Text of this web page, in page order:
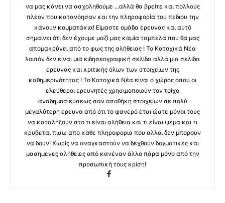
να μας κάνει να ασχοληθούμε ...αλλά θα βρείτε και πολλούς
πλέον που κατανόησαν και την πληροφορία του πεδιου την
κάνουν κομματάκια! Είμαστε ομάδα έρευνας και αυτό
σημαίνει ότι δεν έχουμε μαζί μας καμία ταμπέλα που θα μας
απομακρύνει από το φως της αλήθειας ! Το Κατοχικά Νέα
λοιπόν δεν είναι μια ειδησεογραφική σελίδα αλλά μια σελίδα
έρευνας και κριτικής όλων των στοιχείων της
καθημερινότητας ! Το Κατοχικά Νέα είναι ο χώρος όπου οι
ελεύθεροι ερευνητές χρησιμοποιούν τον τοίχο
αναδημοσιεύσεως σαν αποθήκη στοιχείων σε πολύ
μεγαλύτερη έρευνα από ότι το φανερό έτσι ώστε μόνοι τους
να καταλήξουν στο τι είναι αλήθεια και τι είναι ψέμα και τι
κρυβεται πισω απο καθε πληροφορια που αλλοι δεν μπορουν
να δουν! Χωρίς να αναγκαστούν να δεχθούν δογματικές και
μασημενες αλήθειες από κανέναν άλλο πάρα μόνο από την
προσωπική τους κρίση!